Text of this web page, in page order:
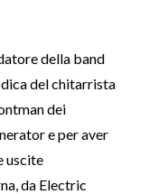
della band
del chitarrista
dei
e per aver
uscite
da Electric